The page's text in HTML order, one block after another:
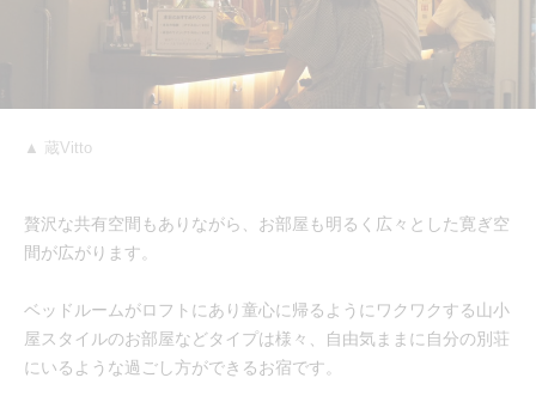
▲ 蔵Vitto
贅沢な共有空間もありながら、お部屋も明るく広々とした寛ぎ空
間が広がります。
ベッドルームがロフトにあり童心に帰るようにワクワクする山小
屋スタイルのお部屋などタイプは様々、自由気ままに自分の別荘
にいるような過ごし方ができるお宿です。